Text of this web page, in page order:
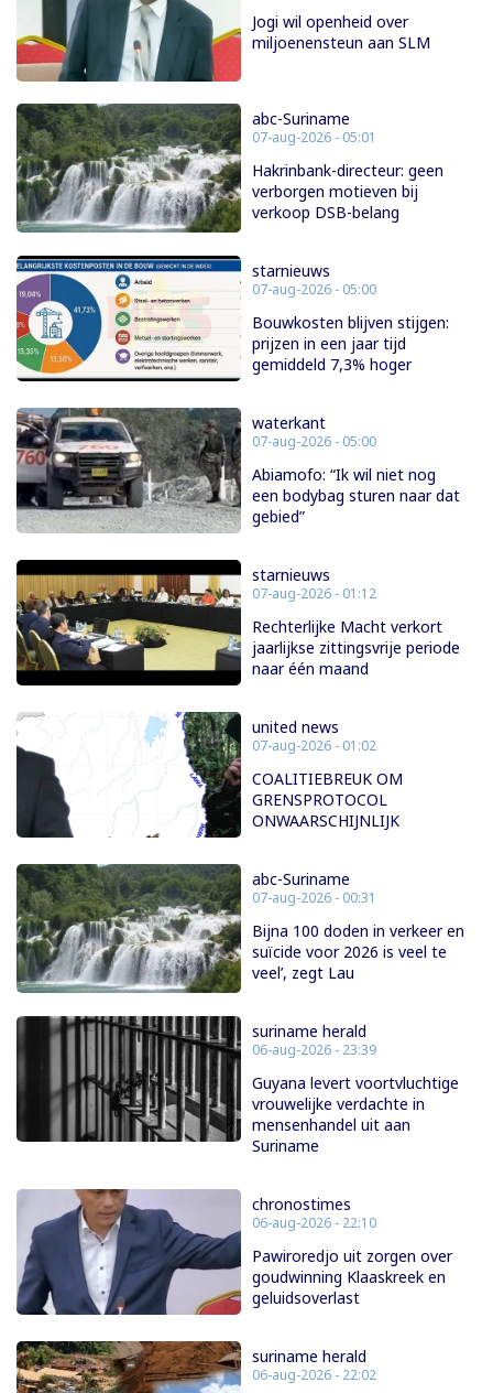
Jogi wil openheid over
miljoenensteun aan SLM
abc-Suriname
07-aug-2026 - 05:01
Hakrinbank-directeur: geen
verborgen motieven bij
verkoop DSB-belang
starnieuws
07-aug-2026 - 05:00
Bouwkosten blijven stijgen:
prijzen in een jaar tijd
gemiddeld 7,3% hoger
waterkant
07-aug-2026 - 05:00
Abiamofo: “Ik wil niet nog
een bodybag sturen naar dat
gebied”
starnieuws
07-aug-2026 - 01:12
Rechterlijke Macht verkort
jaarlijkse zittingsvrije periode
naar één maand
united news
07-aug-2026 - 01:02
COALITIEBREUK OM
GRENSPROTOCOL
ONWAARSCHIJNLIJK
abc-Suriname
07-aug-2026 - 00:31
Bijna 100 doden in verkeer en
suïcide voor 2026 is veel te
veel’, zegt Lau
suriname herald
06-aug-2026 - 23:39
Guyana levert voortvluchtige
vrouwelijke verdachte in
mensenhandel uit aan
Suriname
chronostimes
06-aug-2026 - 22:10
Pawiroredjo uit zorgen over
goudwinning Klaaskreek en
geluidsoverlast
suriname herald
06-aug-2026 - 22:02